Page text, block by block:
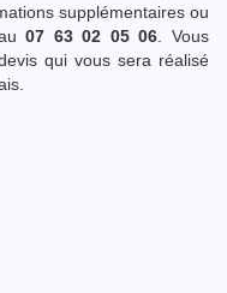
supplémentaires ou
au07 63 02 05 06 . Vous
qui vous sera réalisé